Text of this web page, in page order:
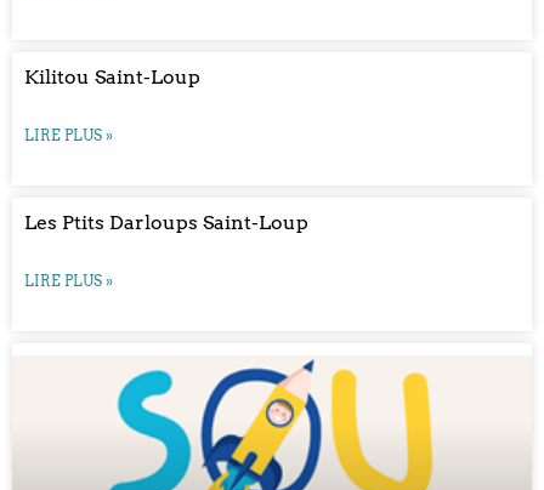
Kilitou Saint-Loup
LIRE PLUS »
Les Ptits Darloups Saint-Loup
LIRE PLUS »